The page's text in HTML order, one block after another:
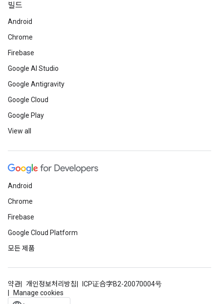
빌드
Android
Chrome
Firebase
Google AI Studio
Google Antigravity
Google Cloud
Google Play
View all
Android
Chrome
Firebase
Google Cloud Platform
모든 제품
약관 개인정보처리방침
ICP证合字B2-20070004号
Manage cookies